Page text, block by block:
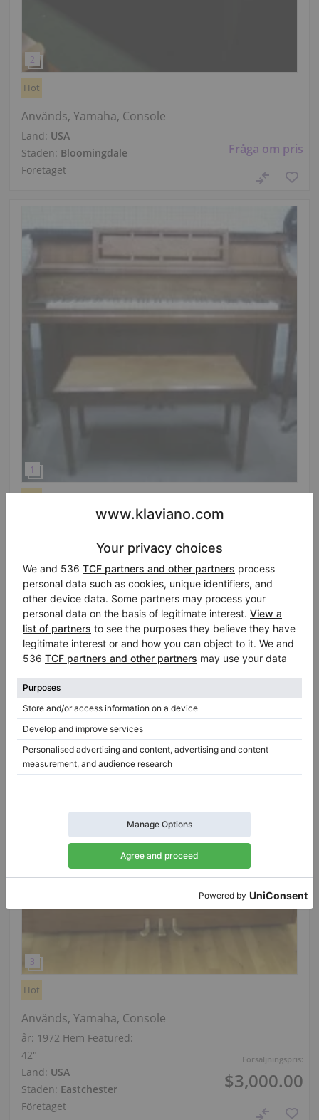
Fråga om pris
Hot
Används, Yamaha, Console
Land: USA
Staden: Bloomingdale
Företaget
Staden: Medford
Företaget
Försäljningspris:
$3,000.00
Hot
Används, Yamaha, Console
år: 1972 Hem Featured:
42″
Land: USA
Staden: Eastchester
Företaget